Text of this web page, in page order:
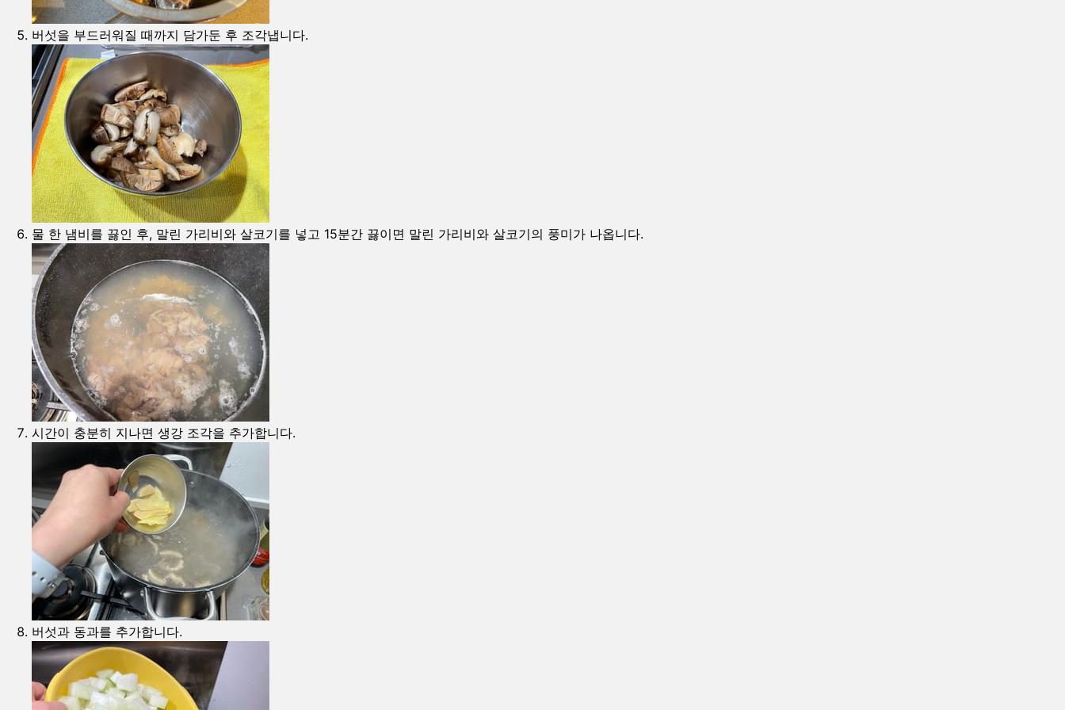
버섯을 부드러워질 때까지 담가둔 후 조각냅니다.
물 한 냄비를 끓인 후, 말린 가리비와 살코기를 넣고 15분간 끓이면 말린 가리비와 살코기의 풍미가 나옵니다.
시간이 충분히 지나면 생강 조각을 추가합니다.
버섯과 동과를 추가합니다.